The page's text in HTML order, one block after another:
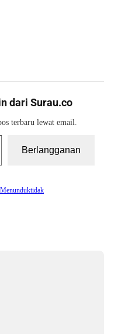
dari Surau.co
terbaru lewat email.
Berlangganan
Menunduktidak